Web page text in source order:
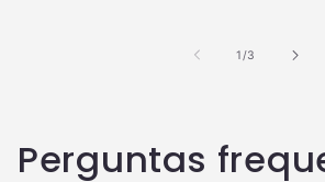
1/de
3
Perguntas